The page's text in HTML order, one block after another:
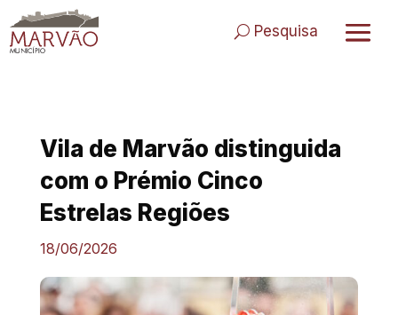
to
content
Pesquisa
Vila de Marvão distinguida
com o Prémio Cinco
Estrelas Regiões
18/06/2026